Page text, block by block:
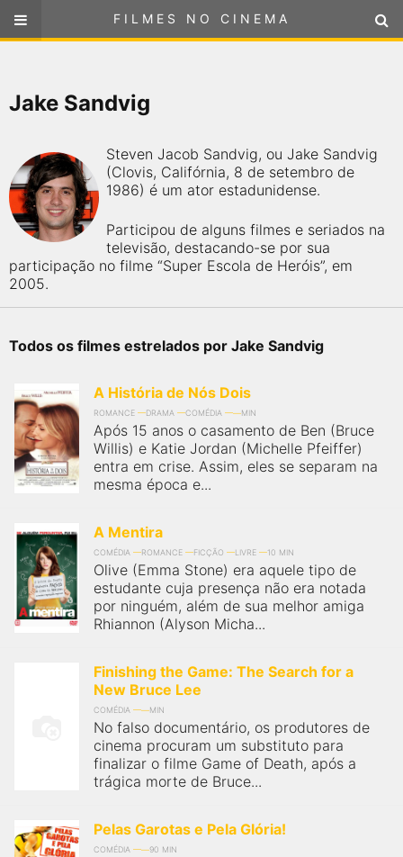
FILMES NO CINEMA
ou selecione sua localização
Jake Sandvig
Steven Jacob Sandvig, ou Jake Sandvig
(Clovis, Califórnia, 8 de setembro de
1986) é um ator estadunidense.
Participou de alguns filmes e seriados na
televisão, destacando-se por sua
participação no filme “Super Escola de Heróis”, em
2005.
Todos os filmes estrelados por Jake Sandvig
A História de Nós Dois
ROMANCE DRAMA COMÉDIA MIN
Após 15 anos o casamento de Ben (Bruce
Willis) e Katie Jordan (Michelle Pfeiffer)
entra em crise. Assim, eles se separam na
mesma época e...
A Mentira
COMÉDIA ROMANCE FICÇÃO LIVRE 10 MIN
Olive (Emma Stone) era aquele tipo de
estudante cuja presença não era notada
por ninguém, além de sua melhor amiga
Rhiannon (Alyson Micha...
Finishing the Game: The Search for a
New Bruce Lee
COMÉDIA MIN
No falso documentário, os produtores de
cinema procuram um substituto para
finalizar o filme Game of Death, após a
trágica morte de Bruce...
Pelas Garotas e Pela Glória!
COMÉDIA 90 MIN
FILMES NO CINEMA
FILMES EM CARTAZ
PRÓXIMOS LANÇAMENTOS
GÊNEROS
NOTÍCIAS
PÁGINA INICIAL
FilmesNoCinema.com.br
é o maior localizador de filmes e
encontrar os filmes no cinema mais próximos a você ou a
qualquer cidade em território brasileiro. Você pode também
acessar informações sobre cinemas, horários, assistir aos
trailers e muito mais.